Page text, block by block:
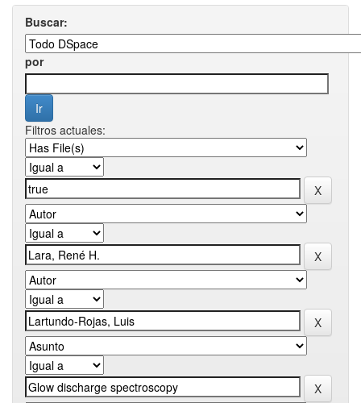
Buscar:
por
Filtros actuales: